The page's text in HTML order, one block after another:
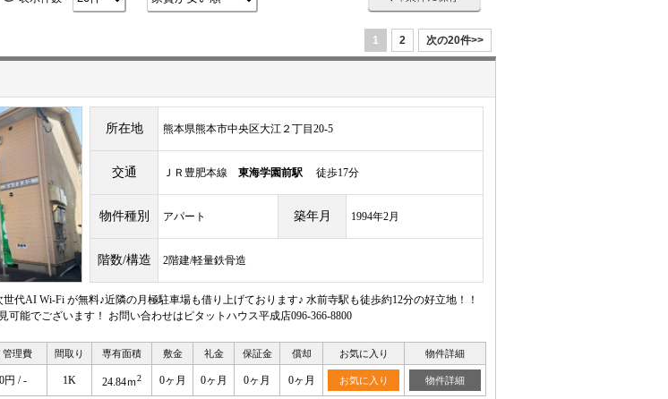
1 2 次の20件>>
所在地 熊本県熊本市中央区大江２丁目20-5
交通 ＪＲ豊肥本線 東海学園前駅 徒歩17分
物件種別 アパート 築年月 1994年2月
階数/構造 2階建/軽量鉄骨造
代AI Wi-Fi が無料♪近隣の月極駐車場も借り上げております♪ 水前寺駅も徒歩約12分の好立地！！
可能でございます！ お問い合わせはピタットハウス平成店096-366-8800
管理費 間取り 専有面積 敷金 礼金 保証金 償却 お気に入り 物件詳細
円 / - 1K 24.84ｍ2 0ヶ月 0ヶ月 0ヶ月 0ヶ月 お気に入り 物件詳細